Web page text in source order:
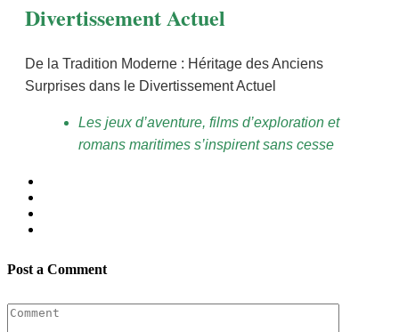
Divertissement Actuel
De la Tradition Moderne : Héritage des Anciens
Surprises dans le Divertissement Actuel
Les jeux d’aventure, films d’exploration et
romans maritimes s’inspirent sans cesse
Post a Comment